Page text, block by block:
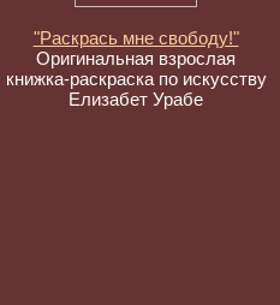
"Раскрась мне свободу!"
Оригинальная взрослая
книжка-раскраска по искусству
Елизабет Урабе